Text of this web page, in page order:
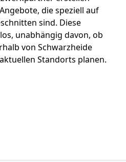
die speziell auf
sind. Diese
unabhängig davon, ob
von Schwarzheide
Standorts planen.